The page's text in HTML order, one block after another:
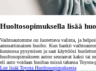
Huoltosopimuksella lisää
Vaihtoautomme on luotettava valinta, ja
ammattimainen huolto. Kun hankit
kunnossa pysymisen ja saat käyttöösi
huoltosopimukseen auton seuraavat kaksi tai
eli auto voidaan huoltaa missä tahansa Toyota-
Lue lisää Toyota Huoltosopimuksesta